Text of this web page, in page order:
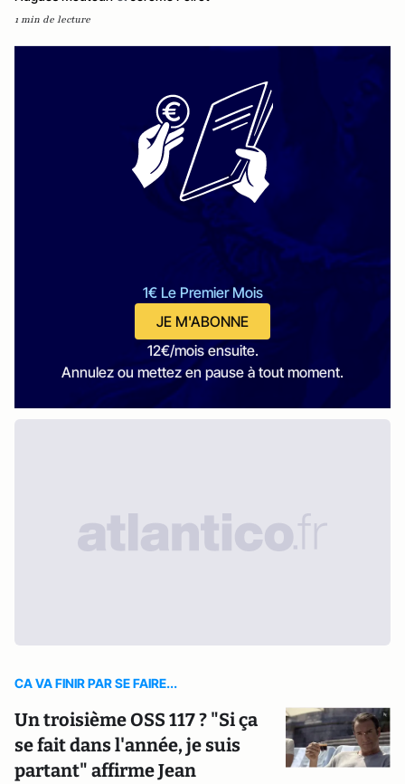
1 min de lecture
1€ Le Premier Mois
JE M'ABONNE
12€/mois ensuite.
Annulez ou mettez en pause à tout moment.
CA VA FINIR PAR SE FAIRE...
Un troisième OSS 117 ? "Si ça
se fait dans l'année, je suis
partant" affirme Jean